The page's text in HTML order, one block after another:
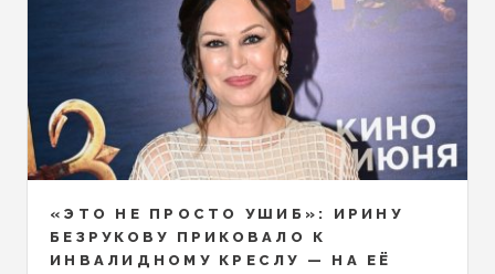
«ЭТО НЕ ПРОСТО УШИБ»: ИРИНУ
БЕЗРУКОВУ ПРИКОВАЛО К
ИНВАЛИДНОМУ КРЕСЛУ — НА ЕЁ